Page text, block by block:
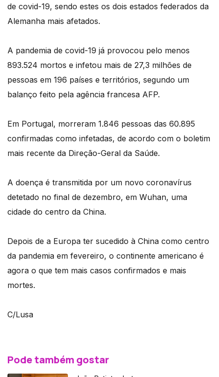
de covid-19, sendo estes os dois estados federados da
Alemanha mais afetados.
A pandemia de covid-19 já provocou pelo menos
893.524 mortos e infetou mais de 27,3 milhões de
pessoas em 196 países e territórios, segundo um
balanço feito pela agência francesa AFP.
Em Portugal, morreram 1.846 pessoas das 60.895
confirmadas como infetadas, de acordo com o boletim
mais recente da Direção-Geral da Saúde.
A doença é transmitida por um novo coronavírus
detetado no final de dezembro, em Wuhan, uma
cidade do centro da China.
Depois de a Europa ter sucedido à China como centro
da pandemia em fevereiro, o continente americano é
agora o que tem mais casos confirmados e mais
mortes.
C/Lusa
Pode também gostar